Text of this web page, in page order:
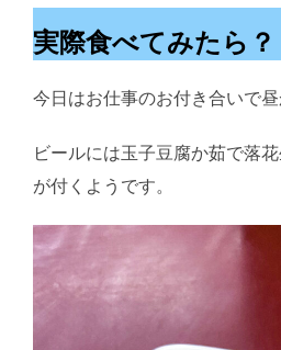
実際食べてみたら？
今日はお仕事のお付き合いで昼
ビールには玉子豆腐か茹で落
が付くようです。